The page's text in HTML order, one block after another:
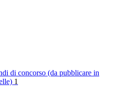
di concorso (da pubblicare in
1